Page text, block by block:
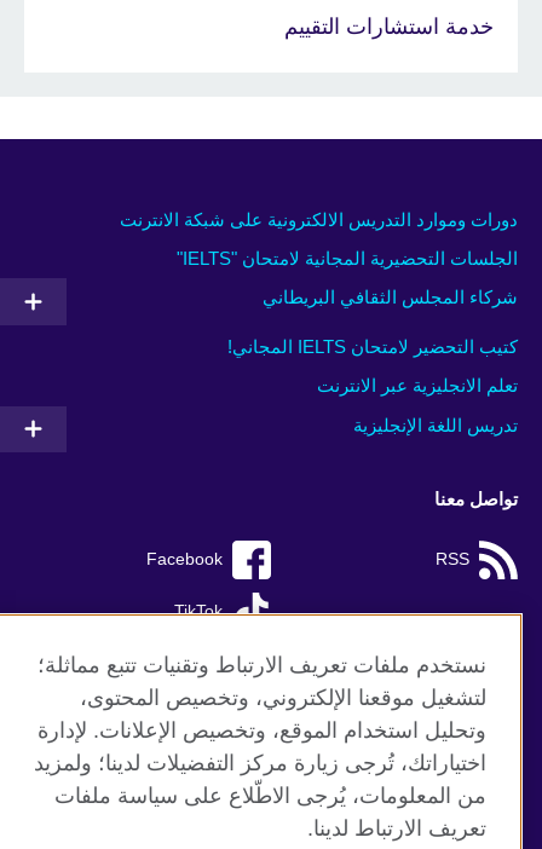
خدمة استشارات التقييم
دورات وموارد التدريس الالكترونية على شبكة الانترنت
الجلسات التحضيرية المجانية لامتحان "IELTS"
شركاء المجلس الثقافي البريطاني
كتيب التحضير لامتحان IELTS المجاني!
تعلم الانجليزية عبر الانترنت
تدريس اللغة الإنجليزية
تواصل معنا
Facebook RSS
TikTok
موقع المجلس الثقافي البريطاني العالمي
الخصوصية وشروط الاستخدام
ملفات تعريف الإرتباط
خارطة الموقع
نستخدم ملفات تعريف الارتباط وتقنيات تتبع مماثلة؛
لتشغيل موقعنا الإلكتروني، وتخصيص المحتوى،
وتحليل استخدام الموقع، وتخصيص الإعلانات. لإدارة
اختياراتك، تُرجى زيارة مركز التفضيلات لدينا؛ ولمزيد
من المعلومات، يُرجى الاطّلاع على سياسة ملفات
تعريف الارتباط لدينا.